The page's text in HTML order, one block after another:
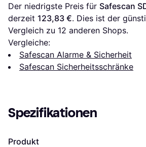
Der niedrigste Preis für Safescan
derzeit 123,83 €. Dies ist der
Vergleich zu 12 anderen Shops.
Vergleiche:
Safescan Alarme & Sicherheit
Safescan Sicherheitsschränke
Spezifikationen
Produkt